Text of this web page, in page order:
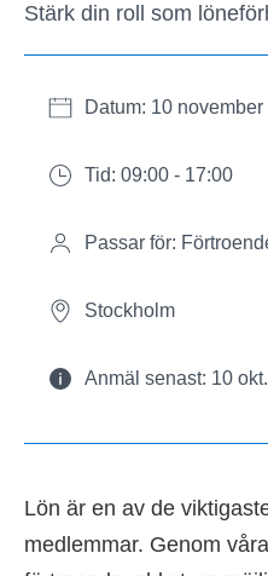
Stärk din roll som
Datum: 10
Tid: 09:00 - 17:00
Passar för:
Stockholm
Anmäl senast: 10 okt.
Lön är en av de
medlemmar. Genom